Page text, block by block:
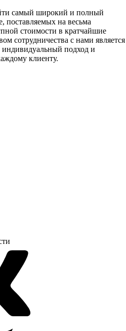
самый широкий и полный
поставляемых на весьма
стоимости в кратчайшие
сотрудничества с нами является
индивидуальный подход и
клиенту.